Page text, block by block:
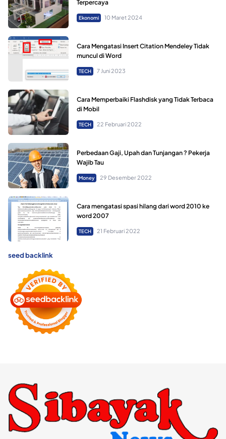
Terpercaya
Ekonomi 10 Maret 2024
Cara Mengatasi Insert Citation Mendeley Tidak
muncul di Word
TECH 7 Juni 2023
Cara Memperbaiki Flashdisk yang Tidak Terbaca
di Mobil
TECH 22 Februari 2022
Perbedaan Gaji, Upah dan Tunjangan ? Pekerja
Wajib Tau
Money 29 Desember 2022
Cara mengatasi spasi hilang dari word 2010 ke
word 2007
TECH 21 Februari 2022
seed backlink